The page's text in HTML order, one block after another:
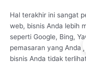
Hal terakhir ini sangat
web, bisnis Anda lebih
seperti Google, Bing,
pemasaran yang Anda
bisnis Anda tidak